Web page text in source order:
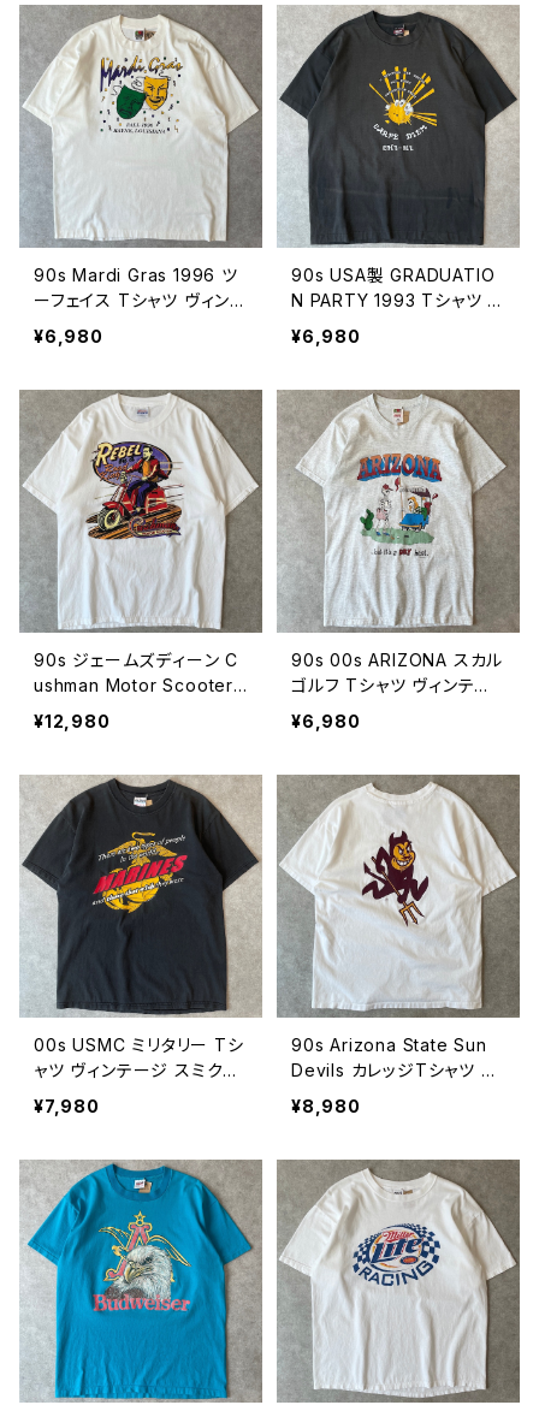
古着 80年代 ビンテージ L
26080308
90s Mardi Gras 1996 ツ
ーフェイス Tシャツ ヴィンテ
ージ シングルステッチ 古着
90年代 アイボリー クリー
ディグラ XL 26080306
¥6,980
90s USA製 GRADUATIO
N PARTY 1993 Tシャツ ヴ
ィンテージ シングルステッ
チ フェード スミクロ 黒 ブ
ージ XL 26080305
¥6,980
90s ジェームズディーン C
ushman Motor Scooter
Tシャツ ヴィンテージ 理由
なき反抗 バイク スクーター
ディーン 古着 白 ホワイト
90年代 ビンテージ L 260
80301
¥12,980
90s 00s ARIZONA スカル
ゴルフ Tシャツ ヴィンテー
ジ 古着 霜降りグレー 杢 ア
リゾナ ドクロ ガイコツ 骸骨
80208
¥6,980
00s USMC ミリタリー Tシ
ャツ ヴィンテージ スミクロ
フェード ブラック 黒 米軍
古着 00年代 2000s 2000
206
¥7,980
90s Arizona State Sun
Devils カレッジTシャツ ヴ
ィンテージ シングルステッ
チ ポケット付き 両面プリン
ステート サンデビルズ 古着
白 ホワイト 90年代 ビンテ
ージ L 26080204
¥8,980